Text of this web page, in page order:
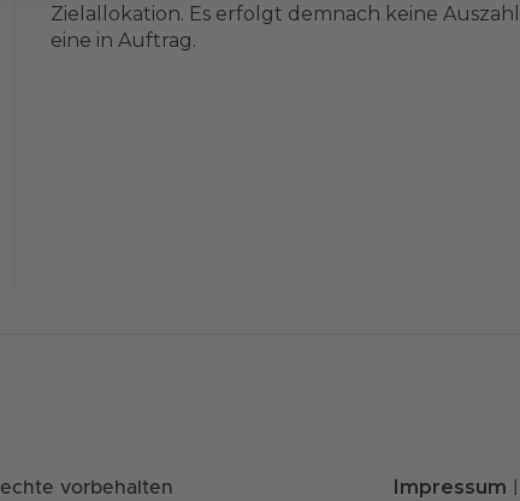
Zielallokation. Es erfolgt demnach keine
eine in Auftrag.
vorbehalten Impressum